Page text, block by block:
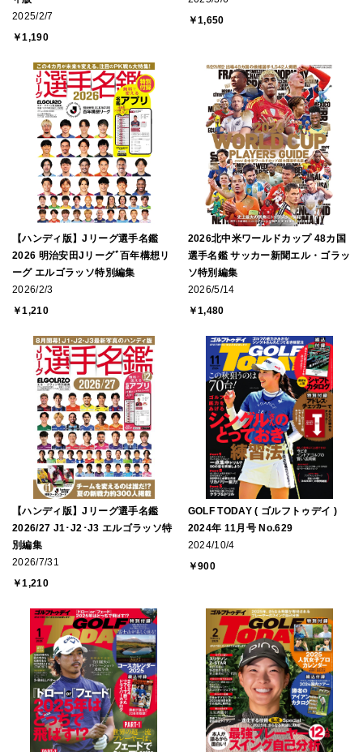
2025/2/7
￥1,190
￥1,650
【ハンディ版】Jリーグ選手名鑑
2026 明治安田Jリーグﾞ百年構想リ
ーグ エルゴラッソ特別編集
2026/2/3
￥1,210
2026北中米ワールドカップ 48カ国
選手名鑑 サッカー新聞エル・ゴラッ
ソ特別編集
2026/5/14
￥1,480
【ハンディ版】Jリーグ選手名鑑
2026/27 J1･J2･J3 エルゴラッソ特
別編集
2026/7/31
￥1,210
GOLF TODAY ( ゴルフトゥデイ )
2024年 11月号 No.629
2024/10/4
￥900